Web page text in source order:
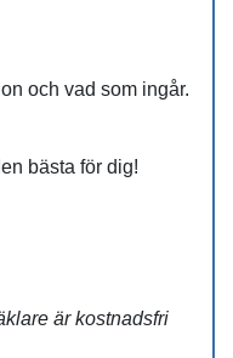
och vad som ingår.
bästa för dig!
är kostnadsfri